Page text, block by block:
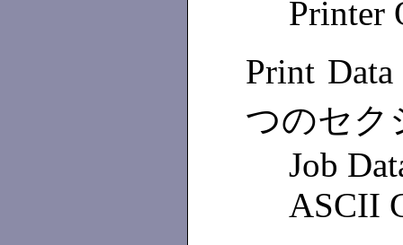
Printer
Print
つのセク
Job
ASCII